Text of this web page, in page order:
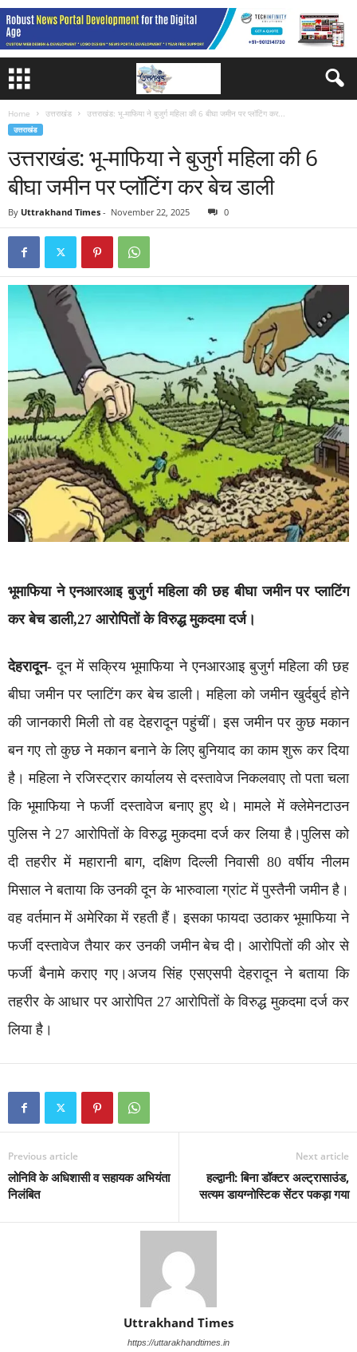
Home उत्तराखंड उत्तराखंड: भू-माफिया ने बुजुर्ग महिला की 6 बीघा जमीन पर प्लॉटिंग कर...
उत्तराखंड
उत्तराखंड: भू-माफिया ने बुजुर्ग महिला की 6
बीघा जमीन पर प्लॉटिंग कर बेच डाली
By Uttrakhand Times - November 22, 2025 0
भूमाफिया ने एनआरआइ बुजुर्ग महिला की छह बीघा जमीन पर प्लाटिंग
कर बेच डाली,27 आरोपितों के विरुद्ध मुकदमा दर्ज।
देहरादून- दून में सक्रिय भूमाफिया ने एनआरआइ बुजुर्ग महिला की छह
बीघा जमीन पर प्लाटिंग कर बेच डाली। महिला को जमीन खुर्दबुर्द होने
की जानकारी मिली तो वह देहरादून पहुंचीं। इस जमीन पर कुछ मकान
बन गए तो कुछ ने मकान बनाने के लिए बुनियाद का काम शुरू कर दिया
है। महिला ने रजिस्ट्रार कार्यालय से दस्तावेज निकलवाए तो पता चला
कि भूमाफिया ने फर्जी दस्तावेज बनाए हुए थे। मामले में क्लेमेनटाउन
पुलिस ने 27 आरोपितों के विरुद्ध मुकदमा दर्ज कर लिया है।पुलिस को
दी तहरीर में महारानी बाग, दक्षिण दिल्ली निवासी 80 वर्षीय नीलम
मिसाल ने बताया कि उनकी दून के भारुवाला ग्रांट में पुस्तैनी जमीन है।
वह वर्तमान में अमेरिका में रहती हैं। इसका फायदा उठाकर भूमाफिया ने
फर्जी दस्तावेज तैयार कर उनकी जमीन बेच दी। आरोपितों की ओर से
फर्जी बैनामे कराए गए।अजय सिंह एसएसपी देहरादून ने बताया कि
तहरीर के आधार पर आरोपित 27 आरोपितों के विरुद्ध मुकदमा दर्ज कर
लिया है।
Previous article
लोनिवि के अधिशासी व सहायक अभियंता
निलंबित
Next article
हल्द्वानी: बिना डॉक्टर अल्ट्रासाउंड,
सत्यम डायग्नोस्टिक सेंटर पकड़ा गया
Uttrakhand Times
https://uttarakhandtimes.in